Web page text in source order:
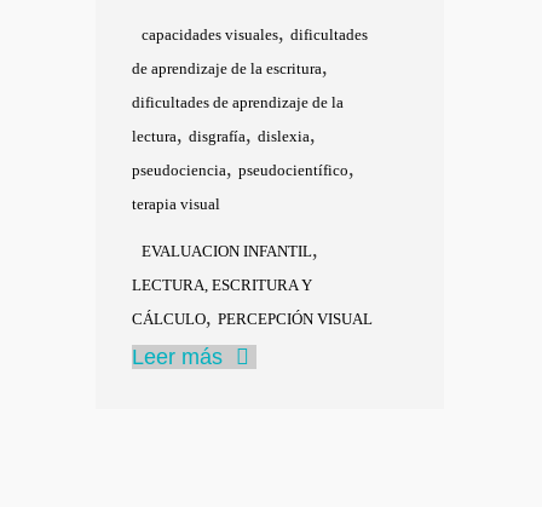
capacidades visuales, dificultades
de aprendizaje de la escritura,
dificultades de aprendizaje de la
lectura, disgrafía, dislexia,
pseudociencia, pseudocientífico,
terapia visual
EVALUACION INFANTIL,
LECTURA, ESCRITURA Y
CÁLCULO, PERCEPCIÓN VISUAL
Leer más